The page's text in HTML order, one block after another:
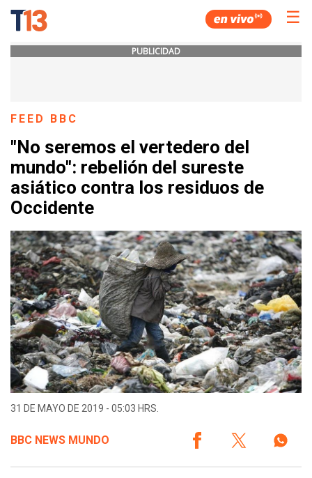
☰
PUBLICIDAD
FEED BBC
"No seremos el vertedero del
mundo": rebelión del sureste
asiático contra los residuos de
Occidente
31 DE MAYO DE 2019 - 05:03 HRS.
BBC NEWS MUNDO